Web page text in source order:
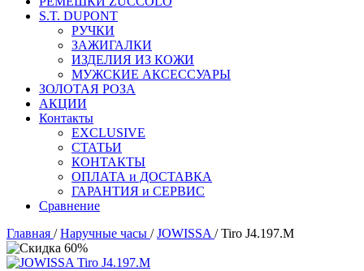
S.T. DUPONT
РУЧКИ
ЗАЖИГАЛКИ
ИЗДЕЛИЯ ИЗ КОЖИ
МУЖСКИЕ АКСЕССУАРЫ
ЗОЛОТАЯ РОЗА
АКЦИИ
Контакты
EXCLUSIVE
СТАТЬИ
КОНТАКТЫ
ОПЛАТА и ДОСТАВКА
ГАРАНТИЯ и СЕРВИС
Сравнение
Главная /Наручные часы /JOWISSA / Tiro J4.197.M